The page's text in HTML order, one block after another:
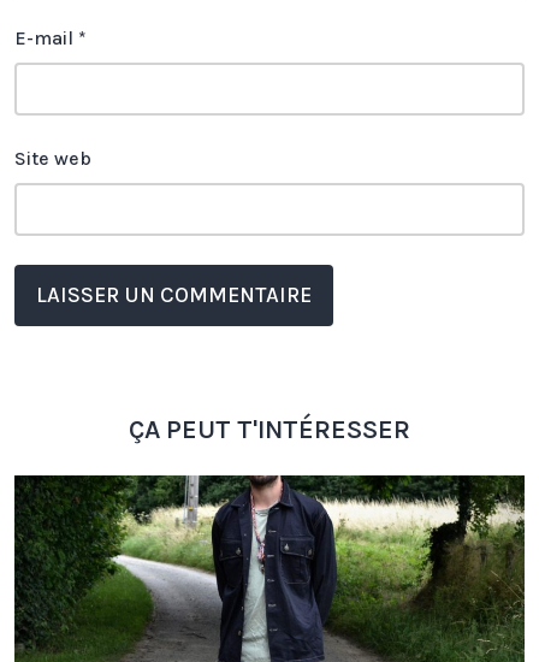
E-mail *
Site web
ÇA PEUT T'INTÉRESSER